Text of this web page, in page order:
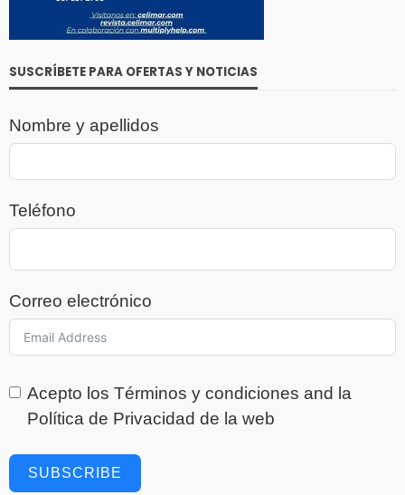
SUSCRÍBETE PARA OFERTAS Y NOTICIAS
Nombre y apellidos
Teléfono
Correo electrónico
Acepto los Términos y condiciones and la
Política de Privacidad de la web
SUBSCRIBE